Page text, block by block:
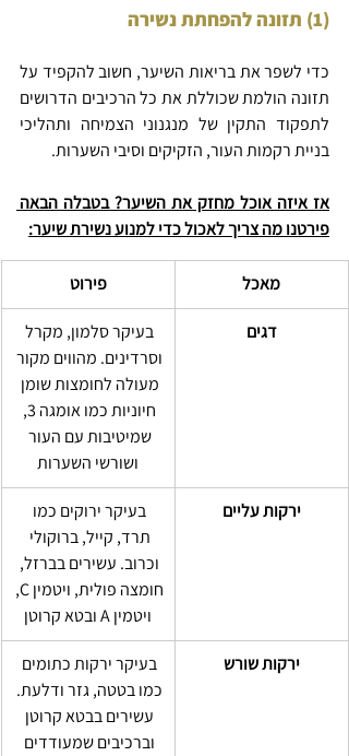
(1) תזונה להפחתת נשירה
בניית רקמות העור, הזקיקים וסיבי השערות.
פירטנו מה צריך לאכול כדי למנוע נשירת שיער:
מאכל פירוט
דגים
בעיקר סלמון, מקרל
וסרדינים. מהווים מקור
מעולה לחומצות שומן
חיוניות כמו אומגה 3,
שמיטיבות עם העור
ושורשי השערות
ירקות עליים
בעיקר ירוקים כמו
תרד, קייל, ברוקולי
וכרוב. עשירים בברזל,
חומצה פולית, ויטמין C,
ויטמין A ובטא קרוטן
ירקות שורש
בעיקר ירקות כתומים
כמו בטטה, גזר ודלעת.
עשירים בבטא קרוטן
וברכיבים שמעודדים